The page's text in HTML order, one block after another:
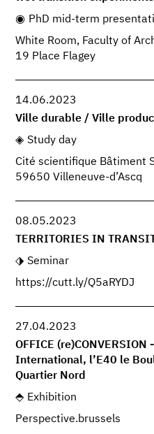
PhD mid-term
White Room, Faculty of
19 Place Flagey
14.06.2023
Ville durable / Ville
Study day
Cité scientifique Bâtiment
59650 Villeneuve-d’Ascq
08.05.2023
TERRITORIES IN
Seminar
https://cutt.ly/Q5aRYDJ
27.04.2023
OFFICE
International, l’E40 le
Quartier Nord
Exhibition
Perspective.brussels